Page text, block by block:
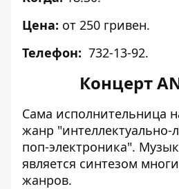
Цена: от 250 гривен.
Телефон: 732-13-92.
Концерт
Сама исполнительница
жанр "интеллектуально-
поп-электроника".
является синтезом
жанров.